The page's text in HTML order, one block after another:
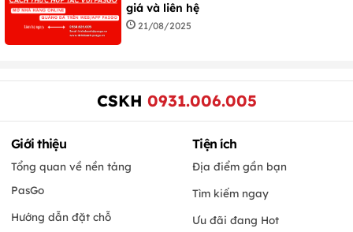
giá và liên hệ
21/08/2025
CSKH 0931.006.005
Giới thiệu
Tổng quan về nền tảng
PasGo
Hướng dẫn đặt chỗ
Tiện ích
Địa điểm gần bạn
Tìm kiếm ngay
Ưu đãi đang Hot